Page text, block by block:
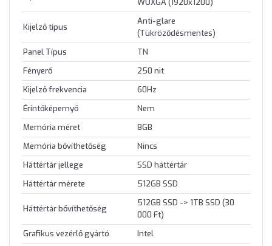
Kijelző típus
Anti-glare
(Tükröződésmentes)
Panel Típus
TN
Fényerő
250 nit
Kijelző frekvencia
60Hz
Érintőképernyő
Nem
Memória méret
8GB
Memória bővíthetőség
Nincs
Háttértár jellege
SSD háttértár
Háttértár mérete
512GB SSD
Háttértár bővíthetőség
512GB SSD -> 1TB SSD (30
000 Ft)
Grafikus vezérlő gyártó
Intel